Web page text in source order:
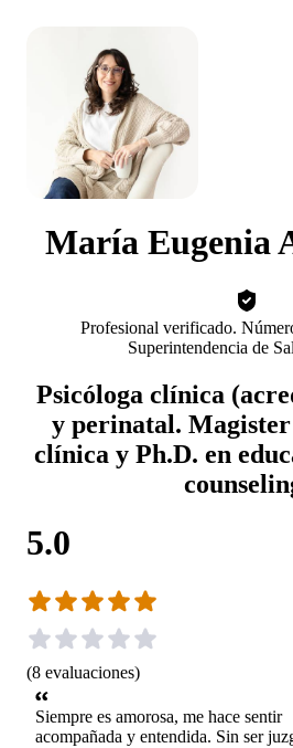
María Eugenia
Profesional verificado.
Superintendencia de
Psicóloga clínica
y perinatal. Magister
clínica y Ph.D. en
5.0
(8 evaluaciones)
Siempre es amorosa, me hace sentir
acompañada y entendida. Sin ser